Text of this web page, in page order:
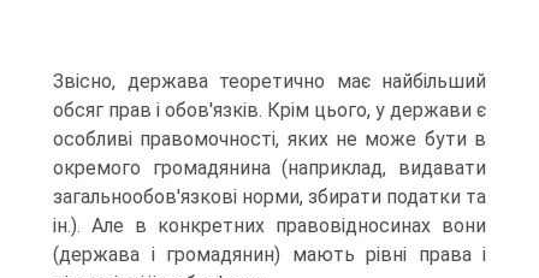
Звісно, держава теоретично має найбільший
обсяг прав і обов'язків. Крім цього, у держави є
особливі правомочності, яких не може бути в
окремого громадянина (наприклад, видавати
загальнообов'язкові норми, збирати податки та
ін.). Але в конкретних правовідносинах вони
(держава і громадянин) мають рівні права і